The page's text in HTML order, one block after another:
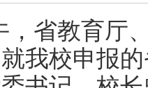
省教育厅
我校申报